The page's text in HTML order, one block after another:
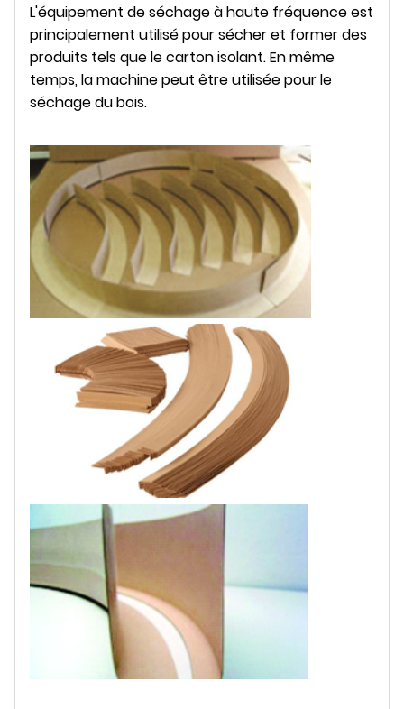
L'équipement de séchage à haute fréquence est
principalement utilisé pour sécher et former des
produits tels que le carton isolant. En même
temps, la machine peut être utilisée pour le
séchage du bois.